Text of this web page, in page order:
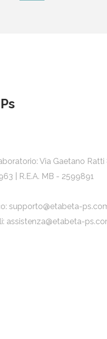
Via Gaetano Ratti
| R.E.A. MB - 2599891
supporto@etabeta-
assistenza@etabeta-